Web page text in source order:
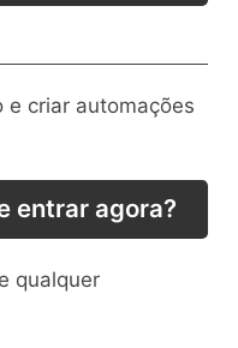
criar automações
entrar agora?
qualquer